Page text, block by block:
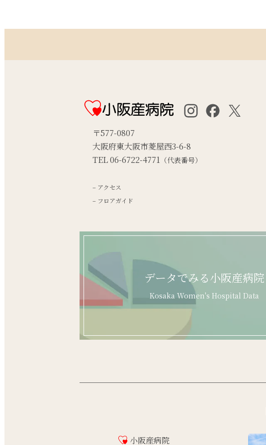
〒577-0807
大阪府東大阪市菱屋西3-6-8
TEL 06-6722-4771 （代表番号）
– アクセス
– フロアガイド
データでみる小阪産病院
Kosaka Women's Hospital Data
小阪産病院